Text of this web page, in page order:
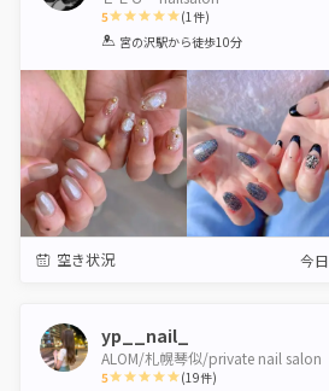
5
1 2 3 4 5
(1件)
宮の沢駅から徒歩10分
空き状況 今日
yp__nail_
ALOM/札幌琴似/private nail salon
5 (19件)